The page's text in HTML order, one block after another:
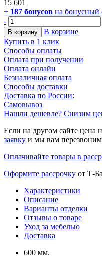
15 601
+ 187 бонусов на бонусный
-
В корзину
В корзине
Купить в 1 клик
Способы оплаты
Оплата при получении
Оплата онлайн
Безналичная оплата
Способы доставки
Доставка по России:
Самовывоз
Нашли дешевле? Снизим
Если на другом сайте цена
заявку и мы вам
Оплачивайте товары в
Оформите рассрочку от Т-
Характеристики
Описание
Варианты отделки
Отзывы о товаре
Уход за мебелью
Доставка
600 мм.